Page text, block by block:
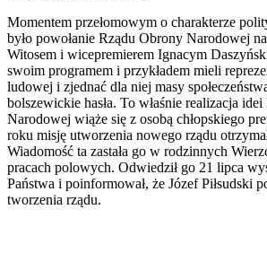
Momentem przełomowym o charakterze
było powołanie Rządu Obrony Narodowej
Witosem i wicepremierem Ignacym
swoim programem i przykładem mieli
ludowej i zjednać dla niej masy
bolszewickie hasła. To właśnie realizacja
Narodowej wiąże się z osobą chłopskiego
roku misję utworzenia nowego rządu
Wiadomość ta zastała go w rodzinnych
pracach polowych. Odwiedził go 21 lipca
Państwa i poinformował, że Józef Piłsudski
tworzenia rządu.